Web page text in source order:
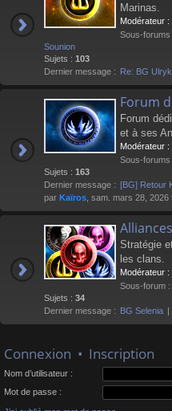
Marinas.
Modérateur :
Sous-forums
Sounion
Sujets : 103
Dernier message : Re: BG Ulryk
Forum
Forum
et à ses
Modérateur :
Sous-forums
Sujets : 163
Dernier message : [BG] Retour
par Kaïros , sam. mars 28, 2026
Stratégie
les clans.
Modérateur :
Sous-forum :
Sujets : 34
Dernier message : BG Selenia
Connexion • Inscription
Nom d’utilisateur :
Mot de passe :